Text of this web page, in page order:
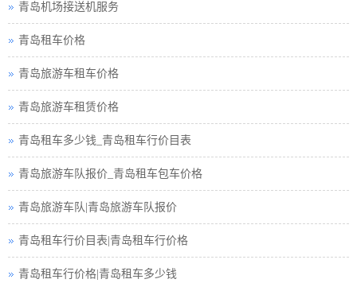
青岛小车租车公司
青岛旅游包车小车
青岛旅游小车车队
青岛旅游小车小车
青岛租车接送小车
青岛汽车租赁中巴
青岛租车行小车
青岛小车租赁公司
青岛高铁接送小车
青岛机场接送机服务
青岛租车价格
青岛旅游车租车价格
青岛旅游车租赁价格
青岛租车多少钱_青岛租车行价目表
青岛旅游车队报价_青岛租车包车价格
青岛旅游车队|青岛旅游车队报价
青岛租车行价目表|青岛租车行价格
青岛租车行价格|青岛租车多少钱